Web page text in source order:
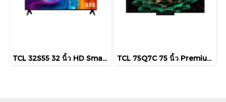
TCL 32S55 32 นิ้ว HD Smart Google TV รุ่น S55 ปี 2025 TCL 75Q7C 75 นิ้ว Premium QD-Mini LED 4K Google TV 144Hz รุ่น Q7C